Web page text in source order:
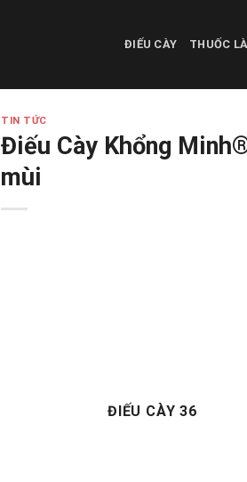
ĐIẾU CÀY THUỐC
TIN TỨC
Điếu Cày Khổng
mùi
ĐIẾU CÀY 36